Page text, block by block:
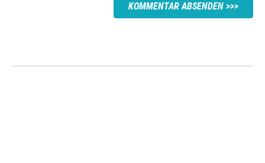
KOMMENTAR ABSENDEN